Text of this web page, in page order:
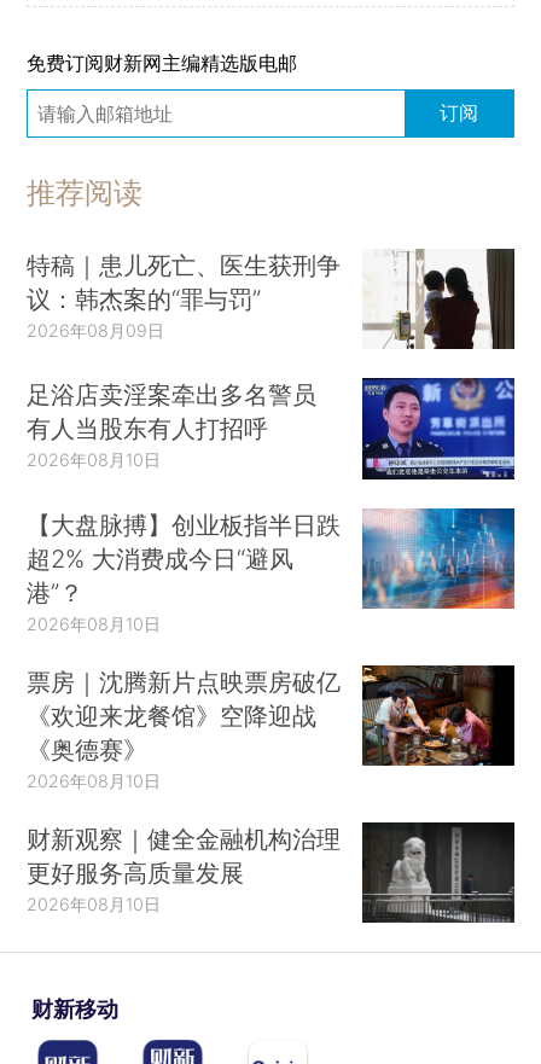
免费订阅财新网主编精选版电邮
订阅
推荐阅读
特稿｜患儿死亡、医生获刑争
议：韩杰案的“罪与罚”
2026年08月09日
足浴店卖淫案牵出多名警员
有人当股东有人打招呼
2026年08月10日
【大盘脉搏】创业板指半日跌
超2% 大消费成今日“避风
港”？
2026年08月10日
票房｜沈腾新片点映票房破亿
《欢迎来龙餐馆》空降迎战
《奥德赛》
2026年08月10日
财新观察｜健全金融机构治理
更好服务高质量发展
2026年08月10日
财新移动